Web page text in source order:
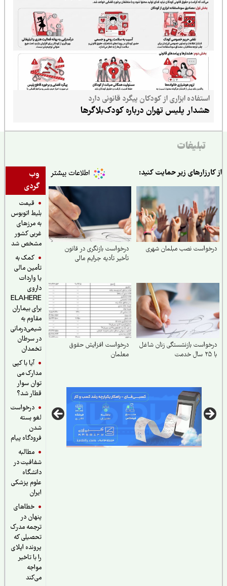
استفاده ابزاری از کودکان پیگرد قانونی دارد
هشدار پلیس تهران درباره کودک‌بلاگرها
تبلیغات
وب
گردی
قیمت
بلیط اتوبوس
به مرزهای
غربی کشور
مشخص شد
کمک به
تأمین مالی
یا واردات
داروی
ELAHERE
برای بیماران
مقاوم به
شیمی‌درمانی
در سرطان
تخمدان
آیا با کپی
مدارک می
توان سوار
قطار شد؟
درخواست
لغو بسته
فرودگاه پیام
مطالبه
شفافیت در
دانشگاه
علوم پزشکی
خطاهای
پنهان در
ترجمه مدرک
تحصیلی که
پرونده اپلای
را با تاخیر
زیر حمایت کنید:
نصب مبلمان شهری
درخواست بازنگری در قانون
تأخیر تأدیه جرایم مالی
بازنشستگی زنان شاغل
درخواست افزایش حقوق
معلمان